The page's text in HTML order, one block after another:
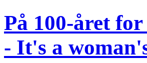
På 100-året
- It's a